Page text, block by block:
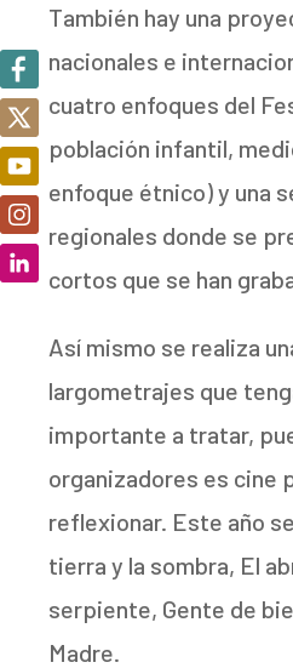
También hay una
nacionales e
cuatro enfoques del
población infantil,
enfoque étnico) y una
regionales donde se
cortos que se han
Así mismo se realiza
largometrajes que
importante a tratar,
organizadores es cine
reflexionar. Este año
tierra y la sombra, El
serpiente, Gente de
Madre.